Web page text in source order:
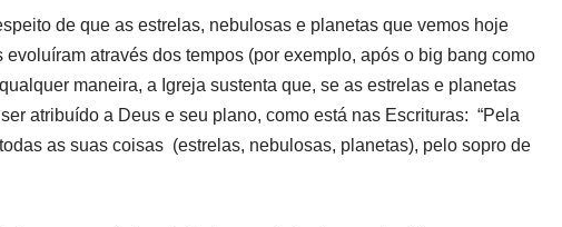
de que as estrelas, nebulosas e planetas que vemos hoje
através dos tempos (por exemplo, após o big bang como
maneira, a Igreja sustenta que, se as estrelas e planetas
atribuído a Deus e seu plano, como está nas Escrituras: “Pela
as suas coisas (estrelas, nebulosas, planetas), pelo sopro de